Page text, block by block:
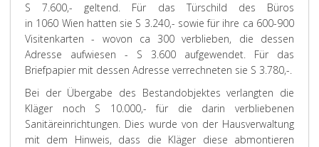
S 7.600,- geltend. Für das Türschild des Büros
in 1060 Wien hatten sie S 3.240,- sowie für ihre ca 600-900
Visitenkarten - wovon ca 300 verblieben, die dessen
Adresse aufwiesen - S 3.600 aufgewendet. Für das
Briefpapier mit dessen Adresse verrechneten sie S 3.780,-.
Bei der Übergabe des Bestandobjektes verlangten die
Kläger noch S 10.000,- für die darin verbliebenen
Sanitäreinrichtungen. Dies wurde von der Hausverwaltung
mit dem Hinweis, dass die Kläger diese abmontieren